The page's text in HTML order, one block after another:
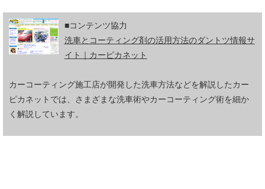
■コンテンツ協力
洗車とコーティング剤の活用方法のダントツ情報サ
イト｜カーピカネット
カーコーティング施工店が開発した洗車方法などを解説したカー
ピカネットでは、さまざまな洗車術やカーコーティング術を細か
く解説しています。